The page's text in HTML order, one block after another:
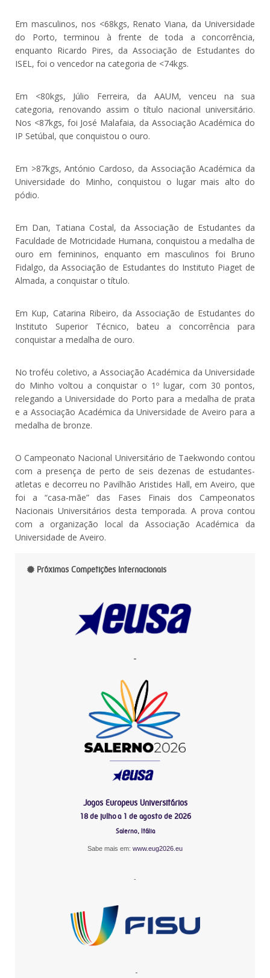
Em masculinos, nos <68kgs, Renato Viana, da Universidade
do Porto, terminou à frente de toda a concorrência,
enquanto Ricardo Pires, da Associação de Estudantes do
ISEL, foi o vencedor na categoria de <74kgs.
Em <80kgs, Júlio Ferreira, da AAUM, venceu na sua
categoria, renovando assim o título nacional universitário.
Nos <87kgs, foi José Malafaia, da Associação Académica do
IP Setúbal, que conquistou o ouro.
Em >87kgs, António Cardoso, da Associação Académica da
Universidade do Minho, conquistou o lugar mais alto do
pódio.
Em Dan, Tatiana Costal, da Associação de Estudantes da
Faculdade de Motricidade Humana, conquistou a medalha de
ouro em femininos, enquanto em masculinos foi Bruno
Fidalgo, da Associação de Estudantes do Instituto Piaget de
Almada, a conquistar o título.
Em Kup, Catarina Ribeiro, da Associação de Estudantes do
Instituto Superior Técnico, bateu a concorrência para
conquistar a medalha de ouro.
No troféu coletivo, a Associação Académica da Universidade
do Minho voltou a conquistar o 1º lugar, com 30 pontos,
relegando a Universidade do Porto para a medalha de prata
e a Associação Académica da Universidade de Aveiro para a
medalha de bronze.
O Campeonato Nacional Universitário de Taekwondo contou
com a presença de perto de seis dezenas de estudantes-
atletas e decorreu no Pavilhão Aristides Hall, em Aveiro, que
foi a “casa-mãe” das Fases Finais dos Campeonatos
Nacionais Universitários desta temporada. A prova contou
com a organização local da Associação Académica da
Universidade de Aveiro.
Próximas Competições Internacionais
-
Jogos Europeus Universitários
18 de julho a 1 de agosto de 2026
Salerno, Itália
Sabe mais em: www.eug2026.eu
-
-